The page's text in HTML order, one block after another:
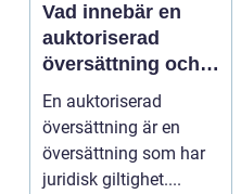
Vad innebär en
auktoriserad
översättning och
när behövs den?
En auktoriserad
översättning är en
översättning som har
juridisk giltighet....